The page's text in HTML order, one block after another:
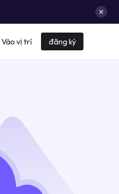
Vào vị trí đăng ký